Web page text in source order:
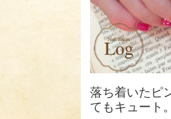
落ち着いたピ
てもキュート